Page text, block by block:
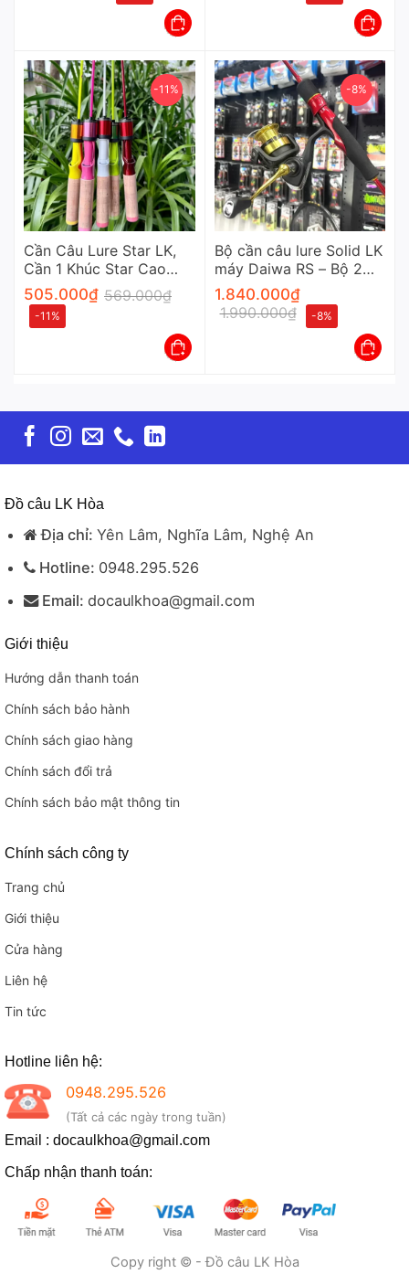
-11%
Cần Câu Lure Star LK,
Cần 1 Khúc Star Cao
Cấp
505.000₫ 569.000₫
-11%
-8%
Bộ cần câu lure Solid LK
máy Daiwa RS – Bộ 2
Sản Phẩm Cần Và Máy
1.840.000₫
1.990.000₫ -8%
Đồ câu LK Hòa
Địa chỉ: Yên Lâm, Nghĩa Lâm, Nghệ An
Hotline: 0948.295.526
Email: docaulkhoa@gmail.com
Giới thiệu
Hướng dẫn thanh toán
Chính sách bảo hành
Chính sách giao hàng
Chính sách đổi trả
Chính sách bảo mật thông tin
Chính sách công ty
Trang chủ
Giới thiệu
Cửa hàng
Liên hệ
Tin tức
Hotline liên hệ:
0948.295.526
(Tất cả các ngày trong tuần)
Email : docaulkhoa@gmail.com
Chấp nhận thanh toán:
Copy right © - Đồ câu LK Hòa